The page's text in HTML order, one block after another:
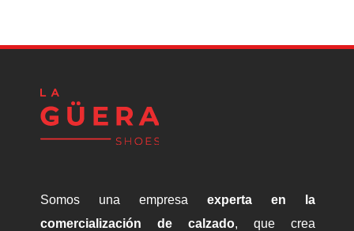
Somos una empresa experta en la
comercialización de calzado, que crea